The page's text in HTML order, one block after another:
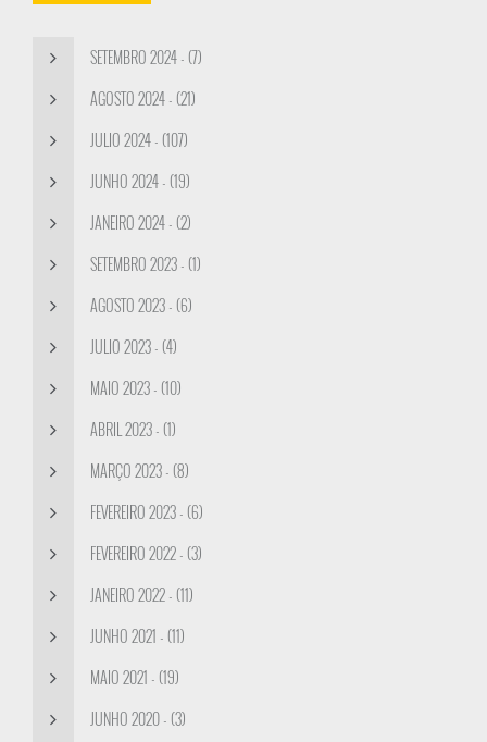
SETEMBRO 2024 - (7)
AGOSTO 2024 - (21)
JULIO 2024 - (107)
JUNHO 2024 - (19)
JANEIRO 2024 - (2)
SETEMBRO 2023 - (1)
AGOSTO 2023 - (6)
JULIO 2023 - (4)
MAIO 2023 - (10)
ABRIL 2023 - (1)
MARÇO 2023 - (8)
FEVEREIRO 2023 - (6)
FEVEREIRO 2022 - (3)
JANEIRO 2022 - (11)
JUNHO 2021 - (11)
MAIO 2021 - (19)
JUNHO 2020 - (3)